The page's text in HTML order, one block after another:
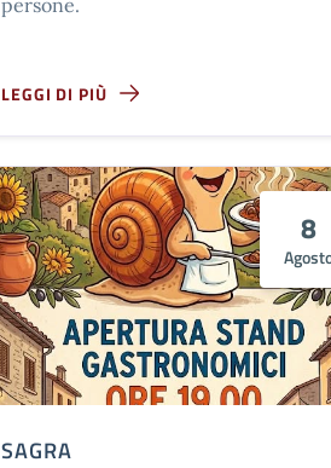
LEGGI DI PIÙ
8
SAGRA